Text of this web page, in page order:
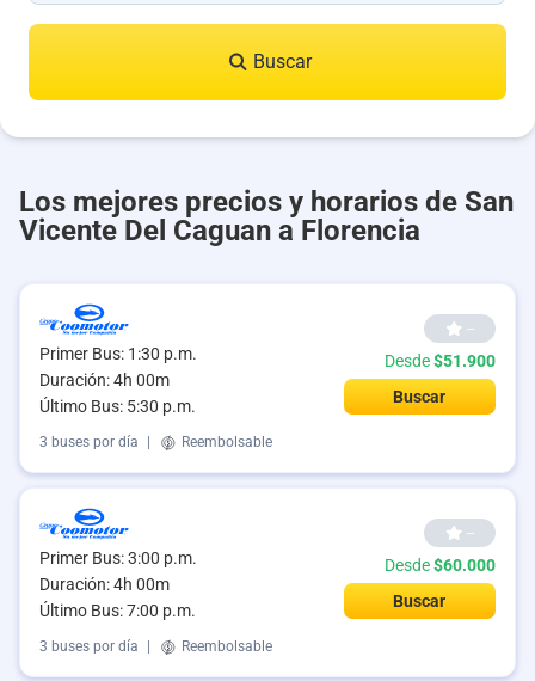
Buscar
Los mejores precios y horarios de San
Vicente Del Caguan a Florencia
Primer Bus: 1:30 p.m.
Duración: 4h 00m
Último Bus: 5:30 p.m.
--
Desde$51.900
Buscar
3 buses por día Reembolsable
Primer Bus: 3:00 p.m.
Duración: 4h 00m
Último Bus: 7:00 p.m.
--
Desde$60.000
Buscar
3 buses por día Reembolsable